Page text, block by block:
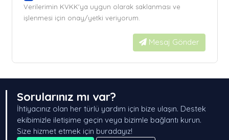
Verilerimin KVKK'ya uygun olarak saklanması ve
işlenmesi için onay/yetki veriyorum.
Mesaj Gönder
Sorularınız mı var?
İhtiyacınız olan her türlü yardım için bize ulaşın. Destek
ekibimizle iletişime geçin veya bizimle bağlantı kurun.
Size hizmet etmek için buradayız!